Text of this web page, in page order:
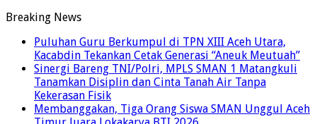
Breaking News
Puluhan Guru Berkumpul di TPN XIII Aceh Utara,
Kacabdin Tekankan Cetak Generasi “Aneuk Meutuah”
Sinergi Bareng TNI/Polri, MPLS SMAN 1 Matangkuli
Tanamkan Disiplin dan Cinta Tanah Air Tanpa
Kekerasan Fisik
Membanggakan, Tiga Orang Siswa SMAN Unggul Aceh